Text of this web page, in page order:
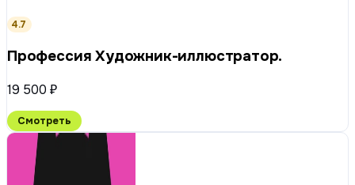
4.7
Профессия Художник-иллюстратор.
19 500 ₽
Смотреть